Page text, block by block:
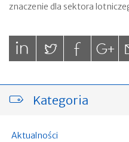
znaczenie dla sektora
Kategoria
Aktualności